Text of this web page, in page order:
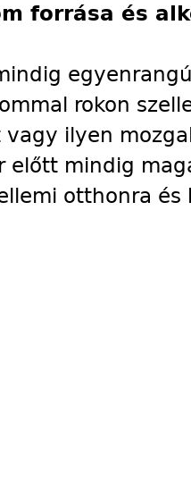
forrása és
rokon
ilyen
előtt mindig
otthonra és